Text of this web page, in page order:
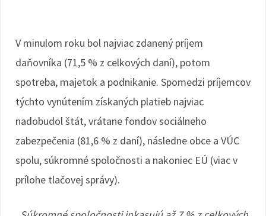
V minulom roku bol najviac zdanený príjem
daňovníka (71,5 % z celkových daní), potom
spotreba, majetok a podnikanie. Spomedzi príjemcov
týchto vynútením získaných platieb najviac
nadobudol štát, vrátane fondov sociálneho
zabezpečenia (81,6 % z daní), následne obce a VÚC
spolu, súkromné spoločnosti a nakoniec EÚ (viac v
prílohe tlačovej správy).